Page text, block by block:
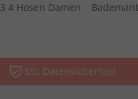
3 4 Hosen Damen
SSL Datensicherheit